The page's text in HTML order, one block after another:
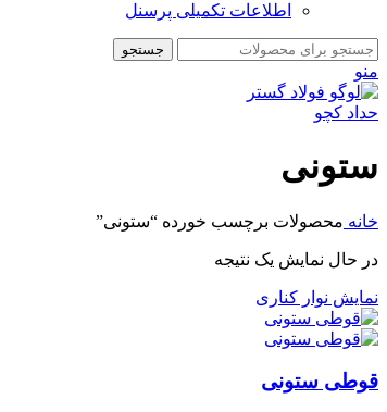
اطلاعات تکمیلی پرسنل
جستجو
منو
ستونی
خانه محصولات برچسب خورده “ستونی”
در حال نمایش یک نتیجه
نمایش نوار کناری
قوطی ستونی